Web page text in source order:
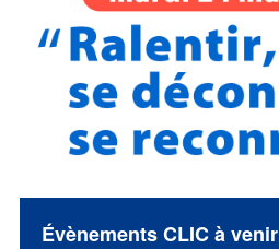
Évènements CLIC à venir